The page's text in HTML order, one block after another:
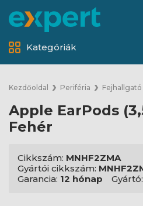
Kategóriák
Kezdőoldal Periféria
Apple EarPods
Fehér
Cikkszám: MNHF2ZMA
Gyártói cikkszám:
Garancia: 12 hónap Gyártó: